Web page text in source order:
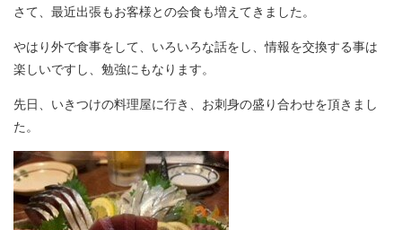
さて、最近出張もお客様との会食も増えてきました。
やはり外で食事をして、いろいろな話をし、情報を交換する事は
楽しいですし、勉強にもなります。
先日、いきつけの料理屋に行き、お刺身の盛り合わせを頂きまし
た。